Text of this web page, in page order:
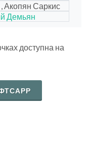
Акопян Саркис
Демьян
доступна на